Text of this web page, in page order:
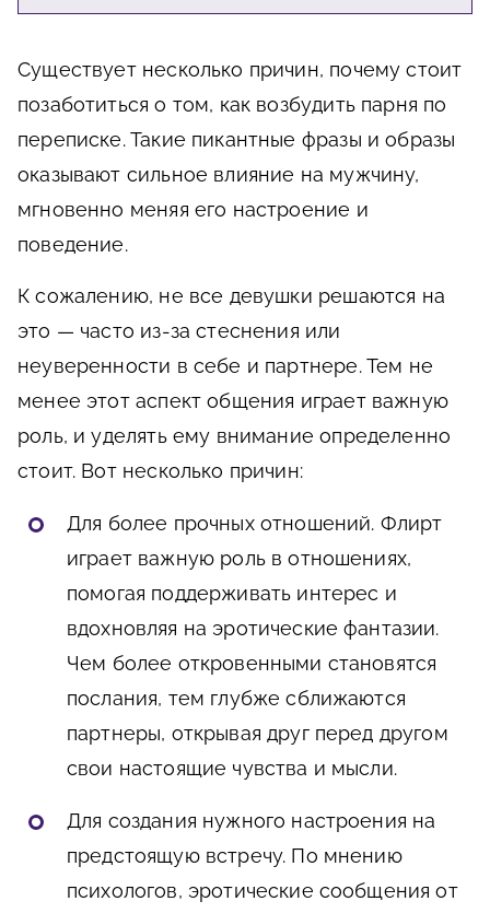
Существует несколько причин, почему стоит
позаботиться о том, как возбудить парня по
переписке. Такие пикантные фразы и образы
оказывают сильное влияние на мужчину,
мгновенно меняя его настроение и
поведение.
К сожалению, не все девушки решаются на
это — часто из-за стеснения или
неуверенности в себе и партнере. Тем не
менее этот аспект общения играет важную
роль, и уделять ему внимание определенно
стоит. Вот несколько причин:
Для более прочных отношений. Флирт
играет важную роль в отношениях,
помогая поддерживать интерес и
вдохновляя на эротические фантазии.
Чем более откровенными становятся
послания, тем глубже сближаются
партнеры, открывая друг перед другом
свои настоящие чувства и мысли.
Для создания нужного настроения на
предстоящую встречу. По мнению
психологов, эротические сообщения от